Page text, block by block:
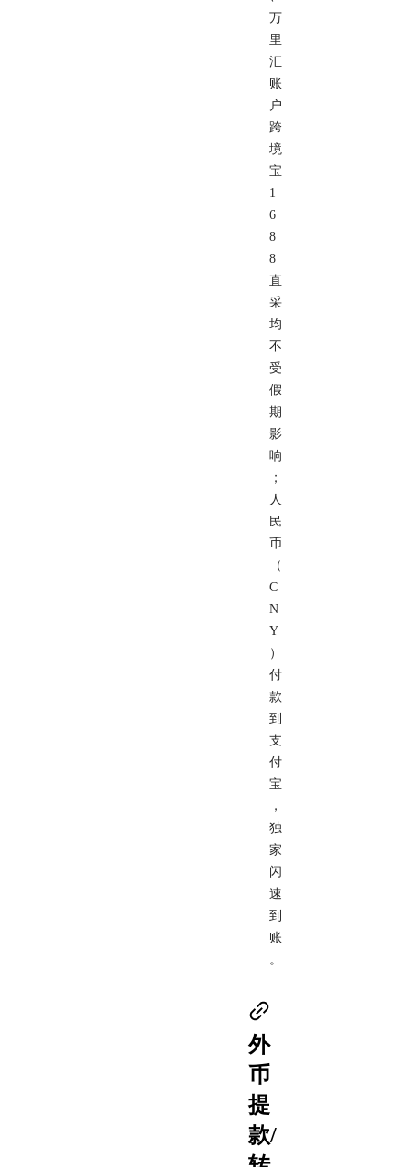
万
里
汇
账
户
跨
境
宝
1
6
8
8
直
采
均
不
受
假
期
影
响
；
人
民
币
（
C
N
Y
）
付
款
到
支
付
宝
，
独
家
闪
速
到
账
。
外
币
提
款/